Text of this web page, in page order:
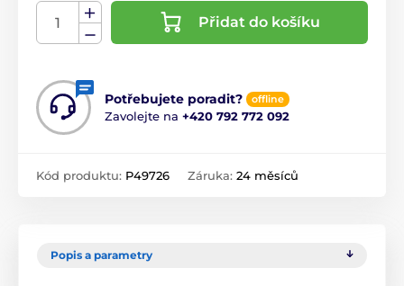
Přidat do košíku
Potřebujete poradit? offline
Zavolejte na +420 792 772 092
Kód produktu: P49726 Záruka: 24 měsíců
Popis a parametry